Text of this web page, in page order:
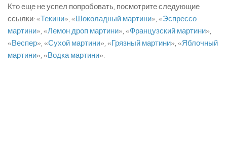
Кто еще не успел попробовать, посмотрите следующие
ссылки: «Текини», «Шоколадный мартини», «Эспрессо
мартини», «Лемон дроп мартини», «Французский мартини»,
«Веспер», «Сухой мартини», «Грязный мартини», «Яблочный
мартини», «Водка мартини».